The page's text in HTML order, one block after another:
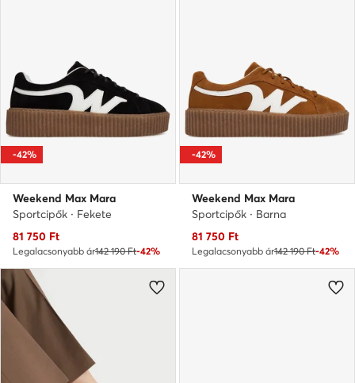
-42%
Weekend Max Mara
Sportcipők · Fekete
Aktuális ár
81 750 Ft
Legalacsonyabb ár142 190 Ft-42%
-42%
Weekend Max Mara
Sportcipők · Barna
Aktuális ár
81 750 Ft
Legalacsonyabb ár142 190 Ft-42%